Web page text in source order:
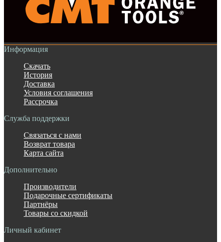
Информация
Скачать
История
Доставка
Условия соглашения
Рассрочка
Служба поддержки
Связаться с нами
Возврат товара
Карта сайта
Дополнительно
Производители
Подарочные сертификаты
Партнёры
Товары со скидкой
Личный кабинет